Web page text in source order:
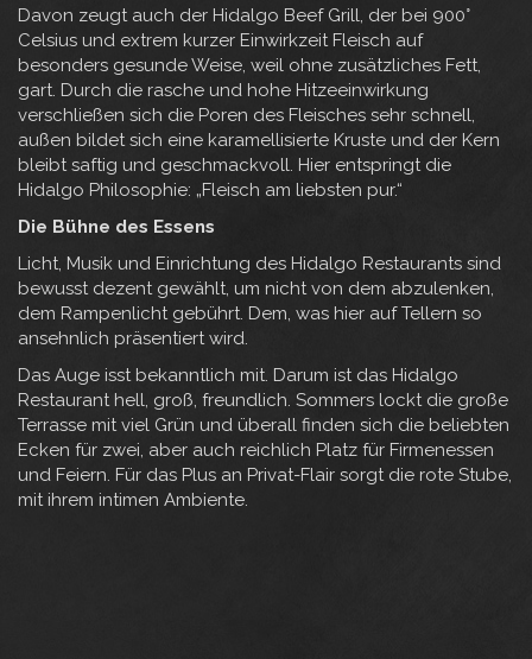
Davon zeugt auch der Hidalgo Beef Grill, der bei 900°
Celsius und extrem kurzer Einwirkzeit Fleisch auf
besonders gesunde Weise, weil ohne zusätzliches Fett,
gart. Durch die rasche und hohe Hitzeeinwirkung
verschließen sich die Poren des Fleisches sehr schnell,
außen bildet sich eine karamellisierte Kruste und der Kern
bleibt saftig und geschmackvoll. Hier entspringt die
Hidalgo Philosophie: „Fleisch am liebsten pur.“
Die Bühne des Essens
Licht, Musik und Einrichtung des Hidalgo Restaurants sind
bewusst dezent gewählt, um nicht von dem abzulenken,
dem Rampenlicht gebührt. Dem, was hier auf Tellern so
ansehnlich präsentiert wird.
Das Auge isst bekanntlich mit. Darum ist das Hidalgo
Restaurant hell, groß, freundlich. Sommers lockt die große
Terrasse mit viel Grün und überall finden sich die beliebten
Ecken für zwei, aber auch reichlich Platz für Firmenessen
und Feiern. Für das Plus an Privat-Flair sorgt die rote Stube,
mit ihrem intimen Ambiente.